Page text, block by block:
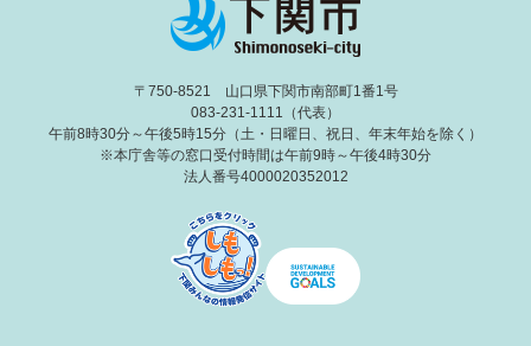
〒750-8521 山口県下関市南部町1番1号
083-231-1111（代表）
午前8時30分～午後5時15分（土・日曜日、祝日、年末年始を除く）
※本庁舎等の窓口受付時間は午前9時～午後4時30分
法人番号4000020352012